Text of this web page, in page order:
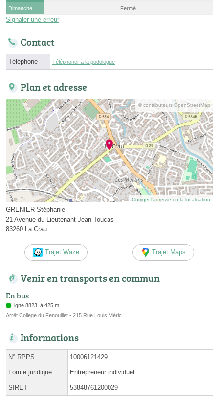
Dimanche
Fermé
Signaler une erreur
Contact
Téléphone Téléphoner à la podologue
Plan et adresse
© contributeurs OpenStreetMap
Corriger l’adresse ou la localisation
GRENIER Stéphanie
21 Avenue du Lieutenant Jean Toucas
83260 La Crau
Trajet Waze Trajet Maps
Venir en transports en commun
En bus
Ligne 8823, à 425 m
Arrêt College du Fenouillet - 215 Rue Louis Méric
Informations
N° RPPS 10006121429
Forme juridique Entrepreneur individuel
SIRET 53848761200029